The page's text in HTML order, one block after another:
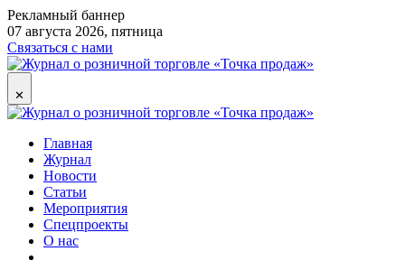
Рекламный баннер
07 августа 2026, пятница
Связаться с нами
✕
Главная
Журнал
Новости
Статьи
Мероприятия
Спецпроекты
О нас